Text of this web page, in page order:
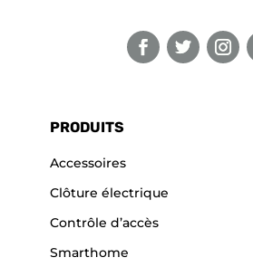
PRODUITS
Accessoires
Clôture électrique
Contrôle d’accès
Smarthome